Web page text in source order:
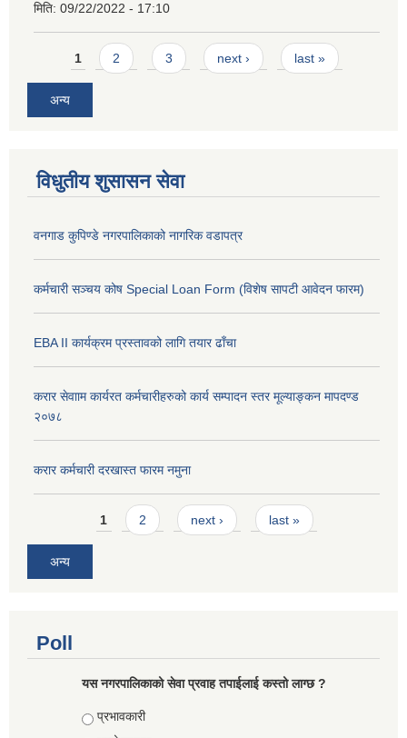
मिति: 09/22/2022 - 17:10
Pages
1 2 3 next › last »
अन्य
विधुतीय शुसासन सेवा
वनगाड कुपिण्डे नगरपालिकाको नागरिक वडापत्र
कर्मचारी सञ्चय कोष Special Loan Form (विशेष सापटी आवेदन फारम)
EBA II कार्यक्रम प्रस्तावको लागि तयार ढाँचा
करार सेवााम कार्यरत कर्मचारीहरुको कार्य सम्पादन स्तर मूल्याङ्कन मापदण्ड
२०७८
करार कर्मचारी दरखास्त फारम नमुना
Pages1 2 next › last »
अन्य
Poll
यस नगरपालिकाको सेवा प्रवाह तपाईलाई कस्तो लाग्छ ?
Choices
प्रभावकारी